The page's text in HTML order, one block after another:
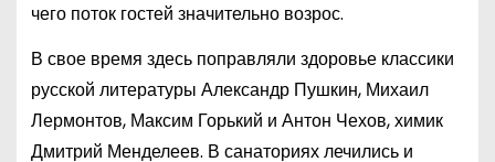
чего поток гостей значительно возрос.
В свое время здесь поправляли здоровье классики
русской литературы Александр Пушкин, Михаил
Лермонтов, Максим Горький и Антон Чехов, химик
Дмитрий Менделеев. В санаториях лечились и